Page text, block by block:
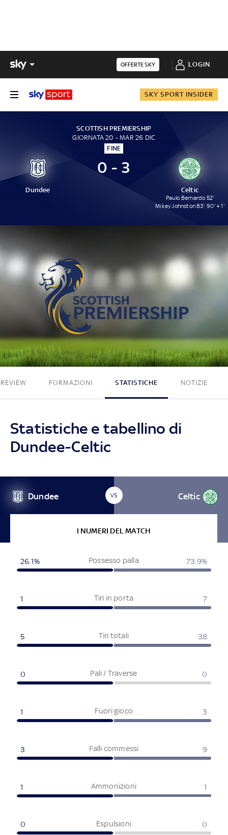
OFFERTE SKY LOGIN
SKY SPORT INSIDER
SCOTTISH PREMIERSHIP
GIORNATA 20 - MAR 26 DIC
FINE
Dundee
0 - 3
Celtic
Paulo Bernardo 52'
Mikey Johnston 83', 90' + 1'
0 - 3
FORMAZIONI STATISTICHE NOTIZIE
Statistiche e tabellino di
Dundee-Celtic
Dundee VS Celtic
I NUMERI DEL MATCH
Possesso palla
26.1% 73.9%
Tiri in porta
1 7
Tiri totali
5 38
Pali / Traverse
0 0
Fuori gioco
1 3
Falli commessi
3 9
Ammonizioni
1 1
Espulsioni
0 0